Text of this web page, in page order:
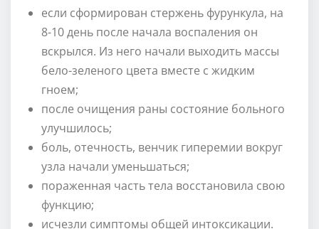
если сформирован стержень фурункула, на
8-10 день после начала воспаления он
вскрылся. Из него начали выходить массы
бело-зеленого цвета вместе с жидким
гноем;
после очищения раны состояние больного
улучшилось;
боль, отечность, венчик гиперемии вокруг
узла начали уменьшаться;
пораженная часть тела восстановила свою
функцию;
исчезли симптомы общей интоксикации.